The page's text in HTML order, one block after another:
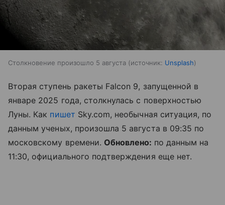
Столкновение произошло 5 августа источник: Unsplash
Вторая ступень ракеты Falcon 9, запущенной в
январе 2025 года, столкнулась с поверхностью
Луны. Как пишет Sky.com, необычная ситуация, по
данным ученых, произошла 5 августа в 09:35 по
московскому времени. Обновлено: по данным на
11:30, официального подтверждения еще нет.